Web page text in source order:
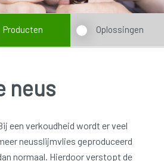
Producten Oplossingen
neus
een verkoudheid wordt er veel
neusslijmvlies geproduceerd
normaal. Hierdoor verstopt de